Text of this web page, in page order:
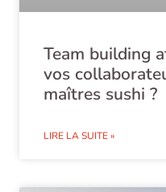
Team building
vos
maîtres sushi ?
LIRE LA SUITE »